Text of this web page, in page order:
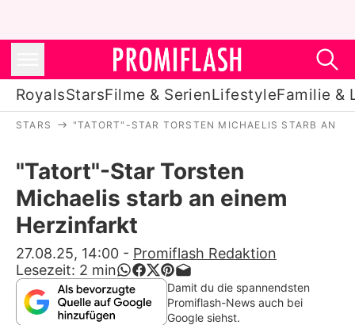
RoyalsStarsFilme & SerienLifestyleFamilie &
Stars
Filme & Serien
Lifestyle
Familie & Liebe
Promiflash Exklusiv
STARS "TATORT"-STAR TORSTEN MICHAELIS STARB AN
"Tatort"-Star Torsten
Michaelis starb an einem
Herzinfarkt
27.08.25, 14:00 - Promiflash Redaktion
Lesezeit: 2 min
Damit du die spannendsten
Promiflash-News auch bei
Google siehst.